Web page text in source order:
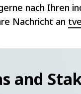
of TVET
Sector
nach Ihren
Nachricht an
and